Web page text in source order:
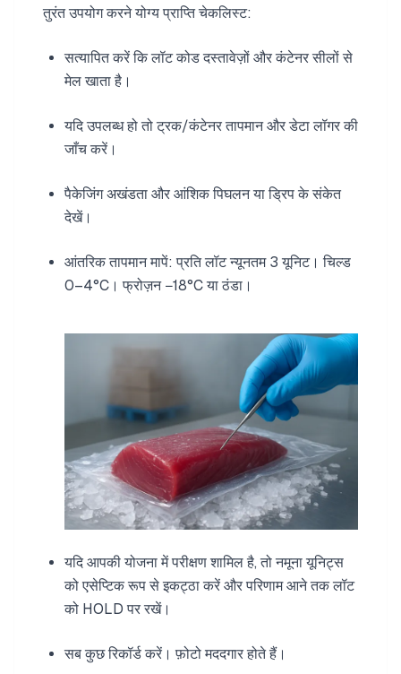
तुरंत उपयोग करने योग्य प्राप्ति चेकलिस्ट:
सत्यापित करें कि लॉट कोड दस्तावेज़ों और कंटेनर सीलों से
मेल खाता है।
यदि उपलब्ध हो तो ट्रक/कंटेनर तापमान और डेटा लॉगर की
जाँच करें।
पैकेजिंग अखंडता और आंशिक पिघलन या ड्रिप के संकेत
देखें।
आंतरिक तापमान मापें: प्रति लॉट न्यूनतम 3 यूनिट। चिल्ड
0–4°C। फ्रोज़न −18°C या ठंडा।
यदि आपकी योजना में परीक्षण शामिल है, तो नमूना यूनिट्स
को एसेप्टिक रूप से इकट्ठा करें और परिणाम आने तक लॉट
को HOLD पर रखें।
सब कुछ रिकॉर्ड करें। फ़ोटो मददगार होते हैं।